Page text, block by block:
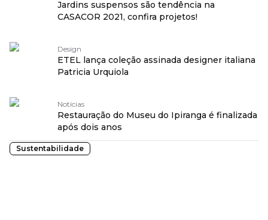
Jardins suspensos são tendência na
CASACOR 2021, confira projetos!
Design
ETEL lança coleção assinada designer italiana
Patricia Urquiola
Notícias
Restauração do Museu do Ipiranga é finalizada
após dois anos
Sustentabilidade